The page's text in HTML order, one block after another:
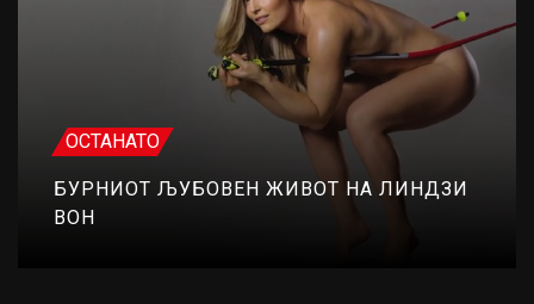
ОСТАНАТО
БУРНИОТ ЉУБОВЕН ЖИВОТ НА ЛИНДЗИ
ВОН